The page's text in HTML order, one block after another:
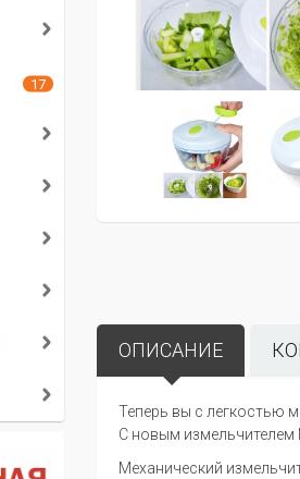
ОПИСАНИЕ
Теперь вы с легкостью
С новым измельчителем
Механический
17